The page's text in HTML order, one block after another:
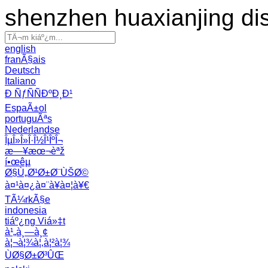
shenzhen huaxianjing
english
franÃ§ais
Deutsch
Italiano
Ð ÑƒÑÑÐºÐ¸Ð¹
EspaÃ±ol
portuguÃªs
Nederlandse
ÎµÎ»Î»Î·Î½Î¹ÎºÎ¬
æ—¥æœ¬èªž
í•œêµ­
Ø§Ù„Ø¹Ø±Ø¨ÙŠØ©
à¤¹à¤¿à¤¨à¥à¤¦à¥€
TÃ¼rkÃ§e
indonesia
tiáº¿ng Viá»‡t
à¹„à¸—à¸¢
à¦¬à¦¾à¦‚à¦²à¦¾
ÙØ§Ø±Ø³ÛŒ